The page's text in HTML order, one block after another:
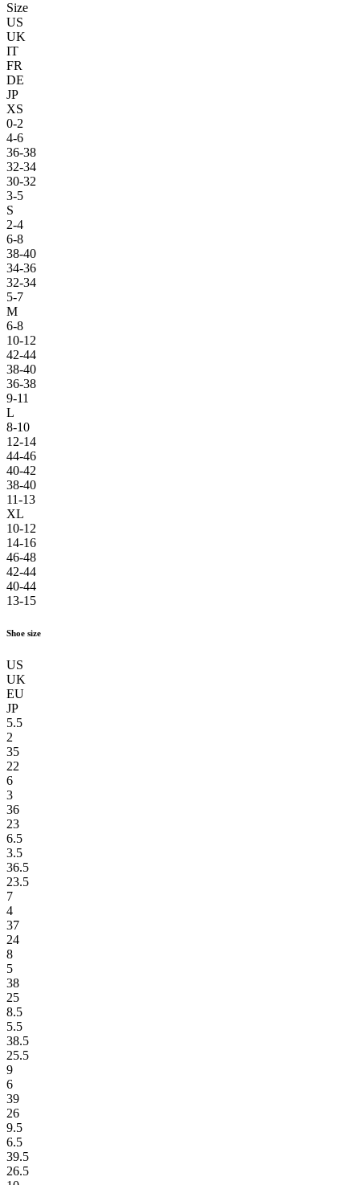
Size
US
UK
IT
FR
DE
JP
XS
0-2
4-6
36-38
32-34
30-32
3-5
S
2-4
6-8
38-40
34-36
32-34
5-7
M
6-8
10-12
42-44
38-40
36-38
9-11
L
8-10
12-14
44-46
40-42
38-40
11-13
XL
10-12
14-16
46-48
42-44
40-44
13-15
Shoe size
US
UK
EU
JP
5.5
2
35
22
6
3
36
23
6.5
3.5
36.5
23.5
7
4
37
24
8
5
38
25
8.5
5.5
38.5
25.5
9
6
39
26
9.5
6.5
39.5
26.5